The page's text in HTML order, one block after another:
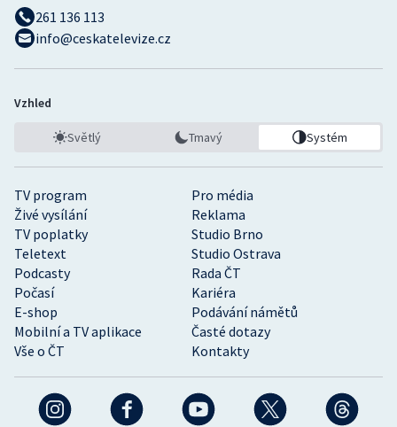
TV program
Pro média
Živé vysílání
Reklama
TV poplatky
Studio Brno
Teletext
Studio Ostrava
Podcasty
Rada ČT
Počasí
Kariéra
E-shop
Podávání námětů
Mobilní a TV aplikace
Časté dotazy
Vše o ČT
Kontakty
261 136 113
info@ceskatelevize.cz
Vzhled
Světlý Tmavý Systém